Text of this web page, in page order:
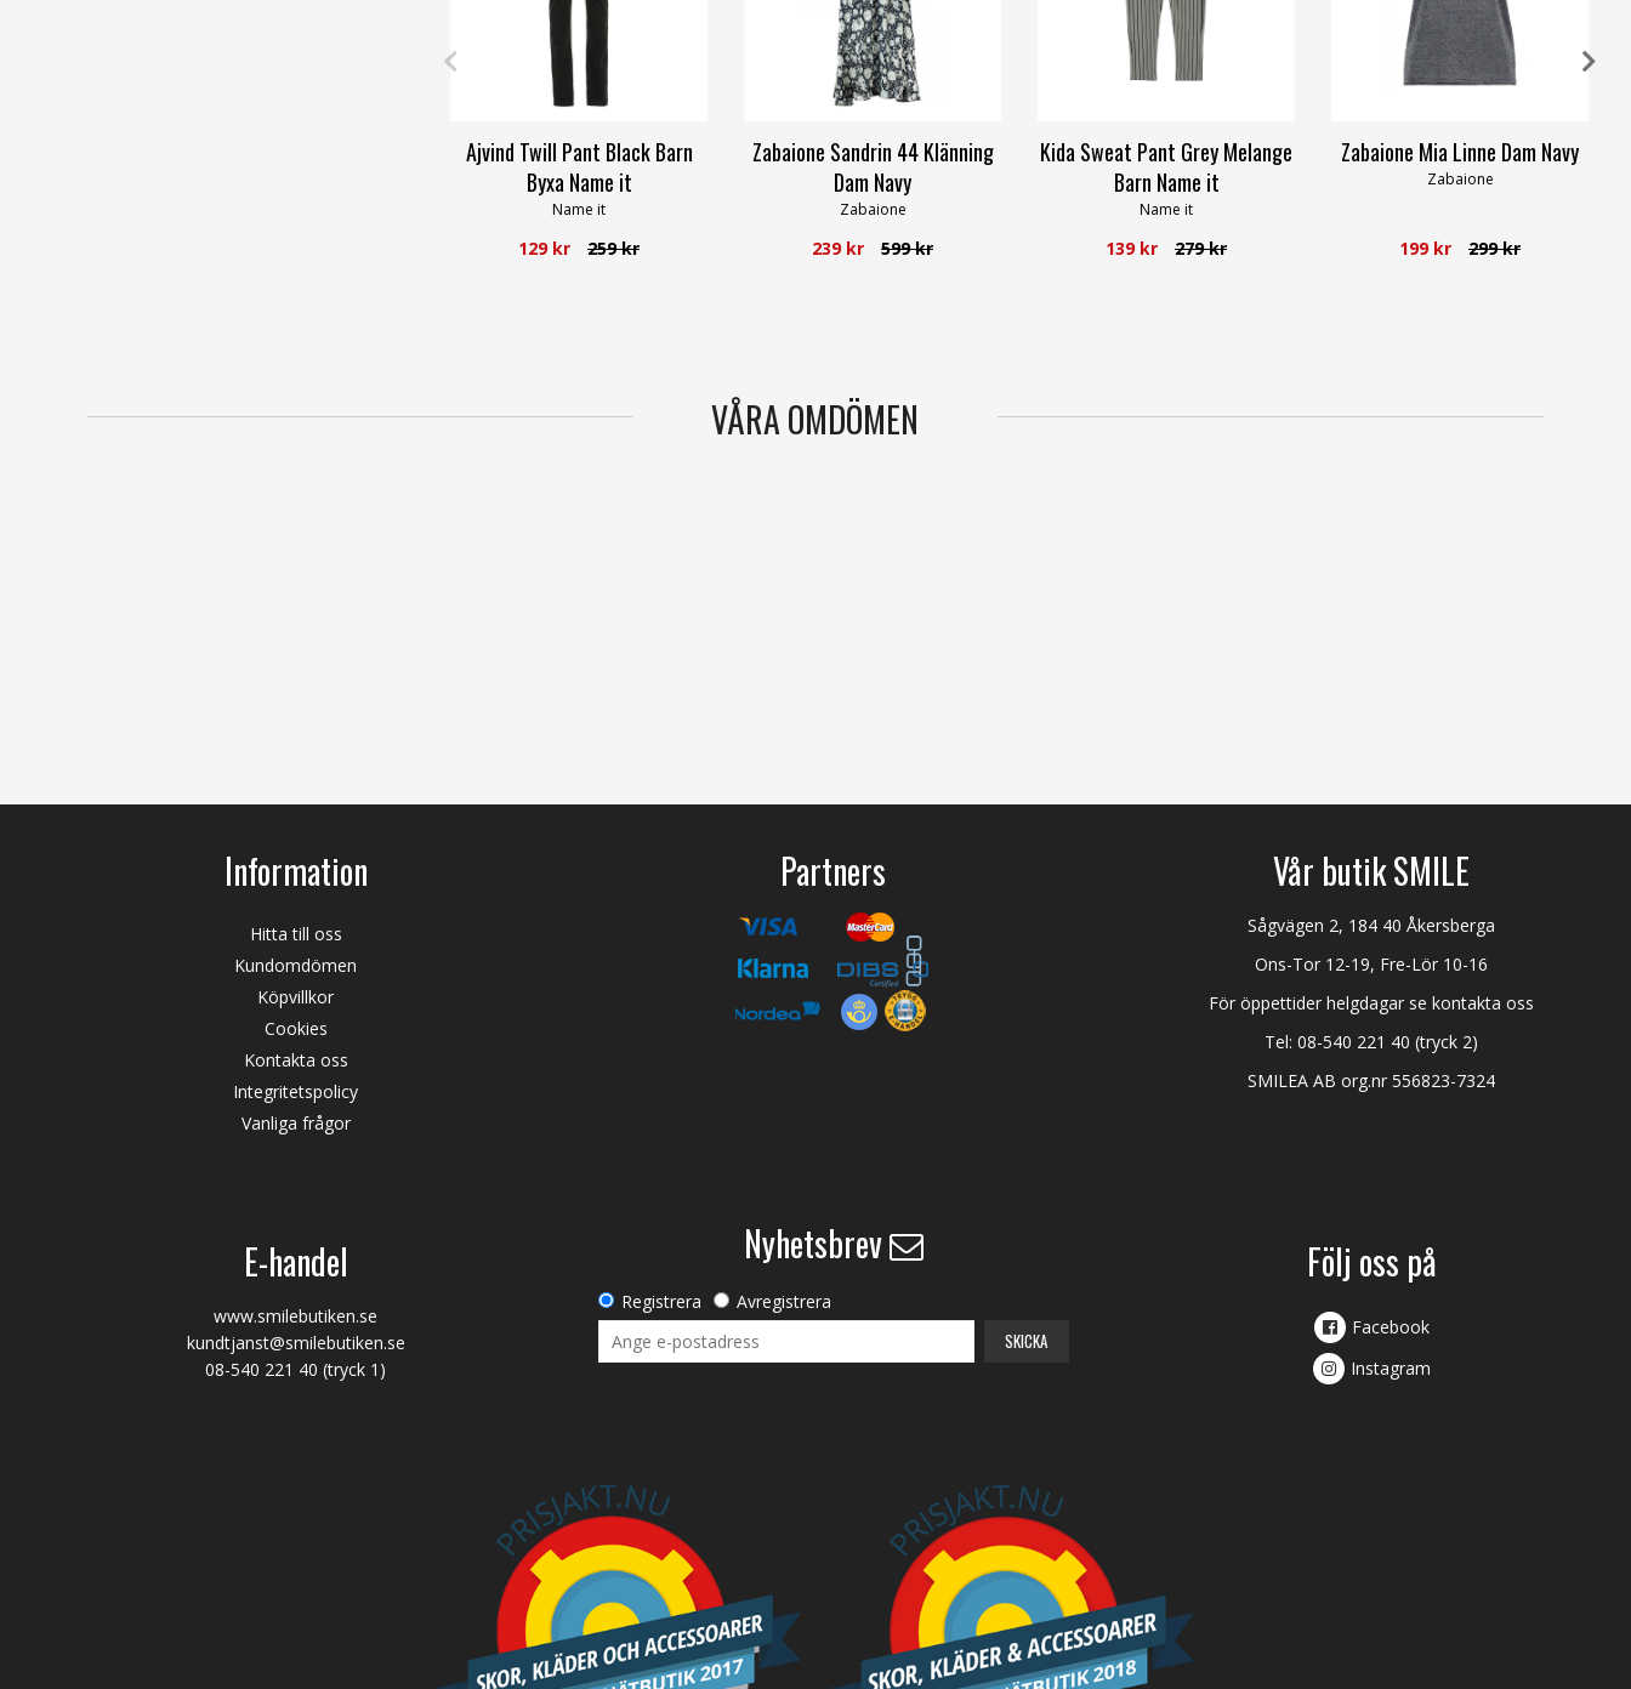
Ajvind Twill Pant Black Barn
Byxa Name it
Name it
129 kr 259 kr
Zabaione Sandrin 44 Klänning
Dam Navy
Zabaione
239 kr 599 kr
Kida Sweat Pant Grey Melange
Barn Name it
Name it
139 kr 279 kr
Zabaione Mia Linne Dam Navy
Zabaione
199 kr 299 kr
VÅRA OMDÖMEN
Information
Hitta till oss
Kundomdömen
Köpvillkor
Cookies
Kontakta oss
Integritetspolicy
Vanliga frågor
Partners Vår butik SMILE
Sågvägen 2, 184 40 Åkersberga
Ons-Tor 12-19, Fre-Lör 10-16
För öppettider helgdagar se kontakta oss
Tel:08-540 221 40 (tryck 2)
SMILEA AB org.nr 556823-7324
E-handel
www.smilebutiken.se
kundtjanst@smilebutiken.se
08-540 221 40 (tryck 1)
Nyhetsbrev
Registrera Avregistrera
SKICKA
Följ oss på
Facebook
Instagram